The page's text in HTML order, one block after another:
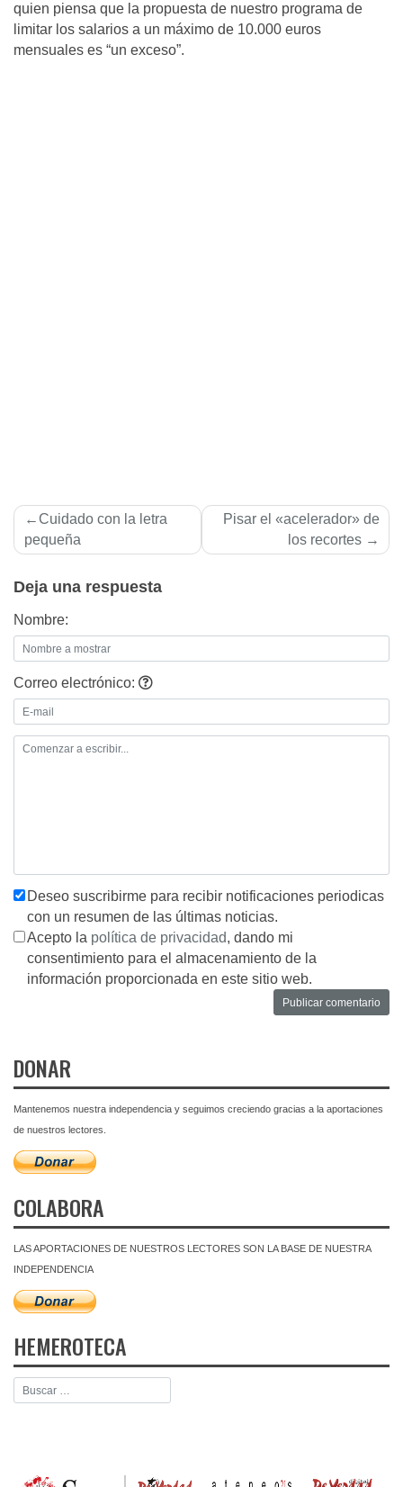
quien piensa que la propuesta de nuestro programa de
limitar los salarios a un máximo de 10.000 euros
mensuales es “un exceso”.
Navegación
de
Cuidado con la letra
pequeña
Pisar el «acelerador» de
los recortes
Deja una respuesta
Nombre:
Correo electrónico:
Deseo suscribirme para recibir notificaciones periodicas
con un resumen de las últimas noticias.
Acepto la política de privacidad, dando mi
consentimiento para el almacenamiento de la
información proporcionada en este sitio web.
DONAR
Mantenemos nuestra independencia y seguimos creciendo gracias a la aportaciones
de nuestros lectores.
COLABORA
LAS APORTACIONES DE NUESTROS LECTORES SON LA BASE DE NUESTRA
INDEPENDENCIA
HEMEROTECA